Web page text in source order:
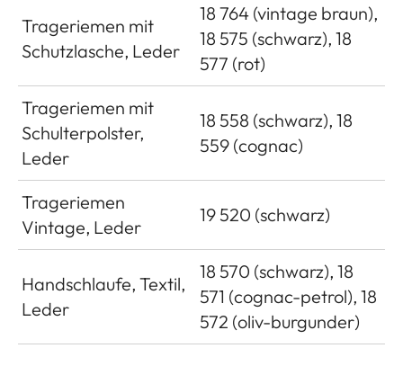
Trageriemen mit
Schutzlasche, Leder
18 764 (vintage braun),
18 575 (schwarz), 18
577 (rot)
Trageriemen mit
Schulterpolster,
Leder
18 558 (schwarz), 18
559 (cognac)
Trageriemen
Vintage, Leder
19 520 (schwarz)
Handschlaufe, Textil,
Leder
18 570 (schwarz), 18
571 (cognac-petrol), 18
572 (oliv-burgunder)